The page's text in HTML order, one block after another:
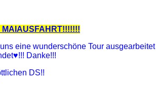
eine wunderschöne Tour ausgearbeitet
Danke!!!
DS!!